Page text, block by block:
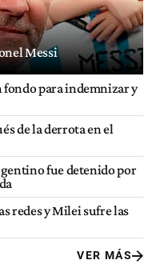
Messi
fondo para indemnizar y
de la derrota en el
fue detenido por
redes y Milei sufre las
VER MÁS